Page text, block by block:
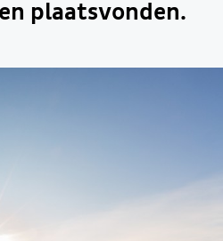
plaatsvonden.